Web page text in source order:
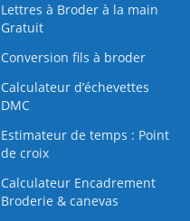
Lettres à Broder à la main
Gratuit
Conversion fils à broder
Calculateur d’échevettes
DMC
Estimateur de temps : Point
de croix
Calculateur Encadrement
Broderie & canevas